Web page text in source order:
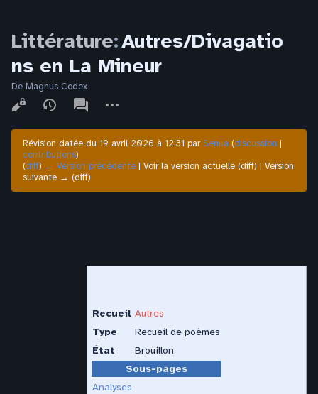
Littérature:Autres/Divagatio
ns en La Mineur
De Magnus Codex
Affichages
associated-
pages
actions
Révision datée du 19 avril 2026 à 12:31 parSenua (discussion |
contributions)
(diff) ← Version précédente | Voir la version actuelle (diff) | Version
suivante → (diff)
Recueil Autres
Type
Recueil de poèmes
État
Brouillon
Sous-pages
Analyses